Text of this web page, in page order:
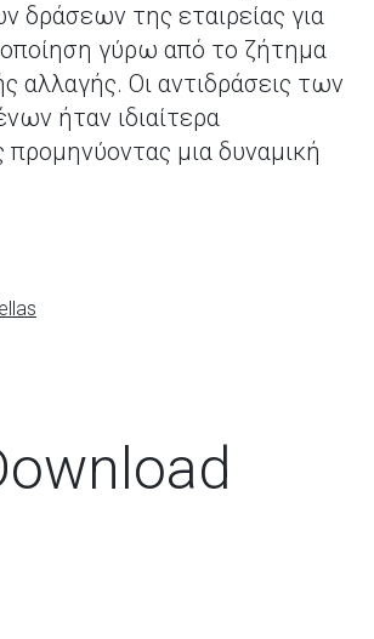
δράσεων της εταιρείας για
γύρω από το ζήτημα
αλλαγής. Οι αντιδράσεις των
ήταν ιδιαίτερα
προμηνύοντας μια δυναμική